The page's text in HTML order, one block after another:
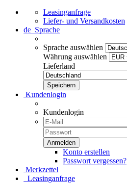
Leasinganfrage
Liefer- und Versandkosten
de Sprache
Sprache auswählen
Währung auswählen
Lieferland
Kundenlogin
Kundenlogin
Konto erstellen
Passwort vergessen?
Merkzettel
Leasinganfrage